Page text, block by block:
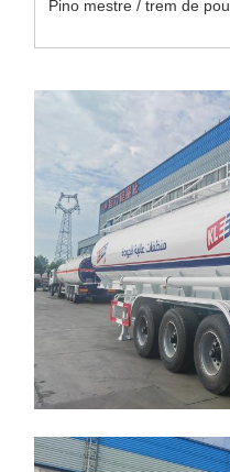
Pino mestre / trem de